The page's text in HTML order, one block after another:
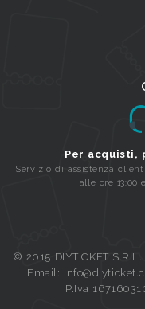
Per acquisti,
Servizio di assistenza
alle ore 13:00
© 2015 DIYTICKET
Email:
P.Iva